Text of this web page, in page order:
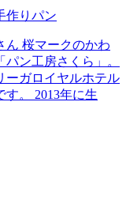
作りパン
ん 桜マークのかわ
ン工房さくら」。
ーガロイヤルホテル
。 2013年に生